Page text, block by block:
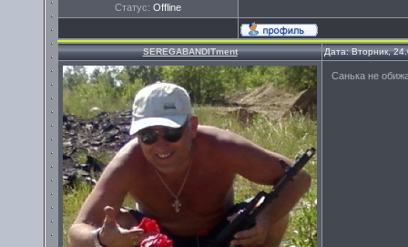
Статус: Offline
SEREGABANDITment Дата: Вторник,
Санька не